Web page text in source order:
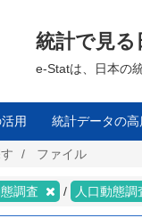
統計で見る
e-Statは、日本の
用 統計データの高
ファイル
調査 人口動態調